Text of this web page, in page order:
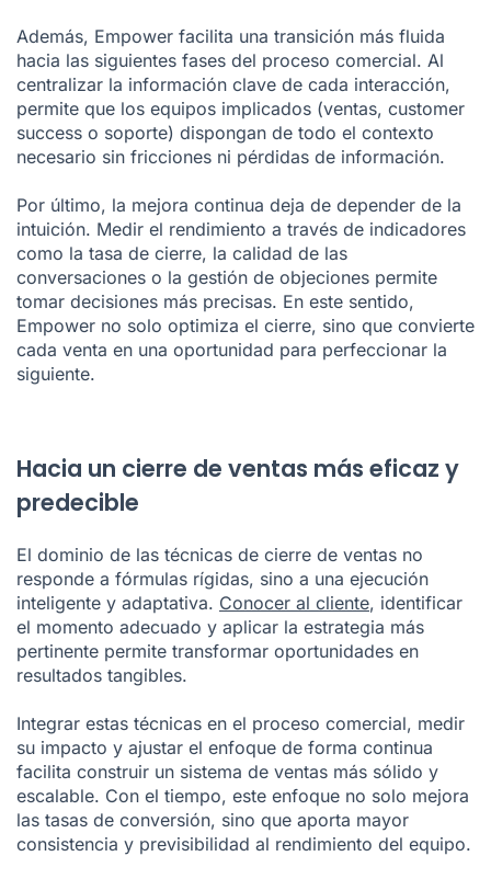
Además, Empower facilita una transición más fluida
hacia las siguientes fases del proceso comercial. Al
centralizar la información clave de cada interacción,
permite que los equipos implicados (ventas, customer
success o soporte) dispongan de todo el contexto
necesario sin fricciones ni pérdidas de información.
Por último, la mejora continua deja de depender de la
intuición. Medir el rendimiento a través de indicadores
como la tasa de cierre, la calidad de las
conversaciones o la gestión de objeciones permite
tomar decisiones más precisas. En este sentido,
Empower no solo optimiza el cierre, sino que convierte
cada venta en una oportunidad para perfeccionar la
siguiente.
Hacia un cierre de ventas más eficaz y
predecible
El dominio de las técnicas de cierre de ventas no
responde a fórmulas rígidas, sino a una ejecución
inteligente y adaptativa. Conocer al cliente, identificar
el momento adecuado y aplicar la estrategia más
pertinente permite transformar oportunidades en
resultados tangibles.
Integrar estas técnicas en el proceso comercial, medir
su impacto y ajustar el enfoque de forma continua
facilita construir un sistema de ventas más sólido y
escalable. Con el tiempo, este enfoque no solo mejora
las tasas de conversión, sino que aporta mayor
consistencia y previsibilidad al rendimiento del equipo.